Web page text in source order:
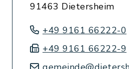
91463 Dietersheim
+49 9161 66222-0
+49 9161 66222-9